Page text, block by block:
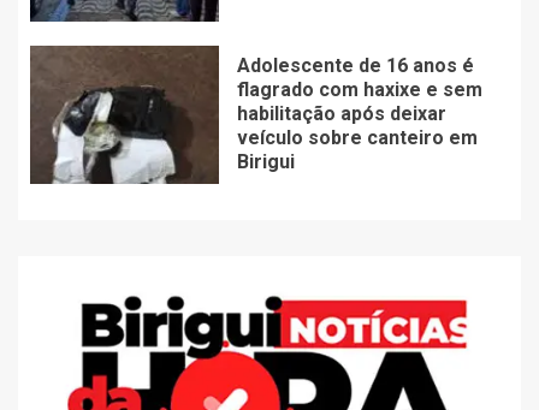
Adolescente de 16 anos é
flagrado com haxixe e sem
habilitação após deixar
veículo sobre canteiro em
Birigui